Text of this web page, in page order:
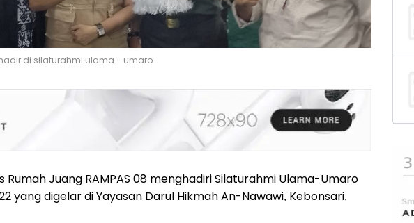
di silaturahmi ulama - umaro
Rumah Juang RAMPAS 08 menghadiri Silaturahmi Ulama-Umaro
yang digelar di Yayasan Darul Hikmah An-Nawawi, Kebonsari,